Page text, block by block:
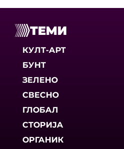
ТЕМИ
КУЛТ-АРТ
БУНТ
ЗЕЛЕНО
СВЕСНО
ГЛОБАЛ
СТОРИЈА
ОРГАНИК